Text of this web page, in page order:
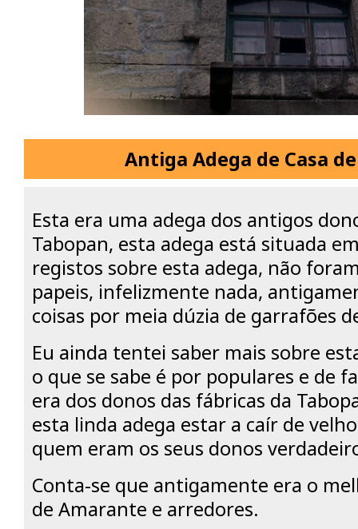
Antiga Adega de Casa
Esta era uma adega dos antigos
Tabopan, esta adega está situada
registos sobre esta adega, não
papeis, infelizmente nada,
coisas por meia dúzia de garrafões
Eu ainda tentei saber mais sobre
o que se sabe é por populares e de
era dos donos das fábricas da
esta linda adega estar a caír de
quem eram os seus donos
Conta-se que antigamente era o
de Amarante e arredores.